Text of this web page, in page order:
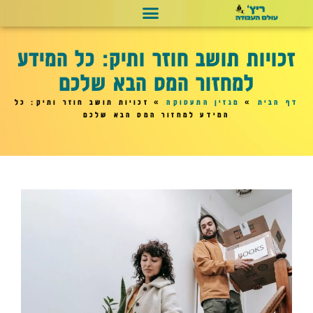
זכויות תושב חוזר ותיק: כל המידע
למחזור המס הבא שלכם
דף הבית » מגזין התעסוקה»
זכויות תושב חוזר ותיק: כל
המידע למחזור המס הבא שלכם